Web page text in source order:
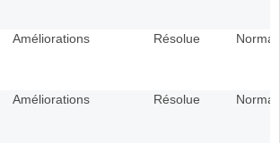
Améliorations Résolue Normal
Améliorations Résolue Normal